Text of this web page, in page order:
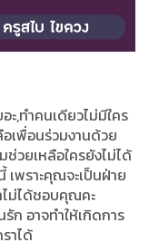
,ทำคนเดียวไม่มีใคร
อเพื่อนร่วมงานด้วย
ช่วยเหลือใครยังไม่ได้
เพราะคุณจะเป็นฝ่าย
ม่ได้ชอบคุณคะ
อาจทำให้เกิดการ
าได้